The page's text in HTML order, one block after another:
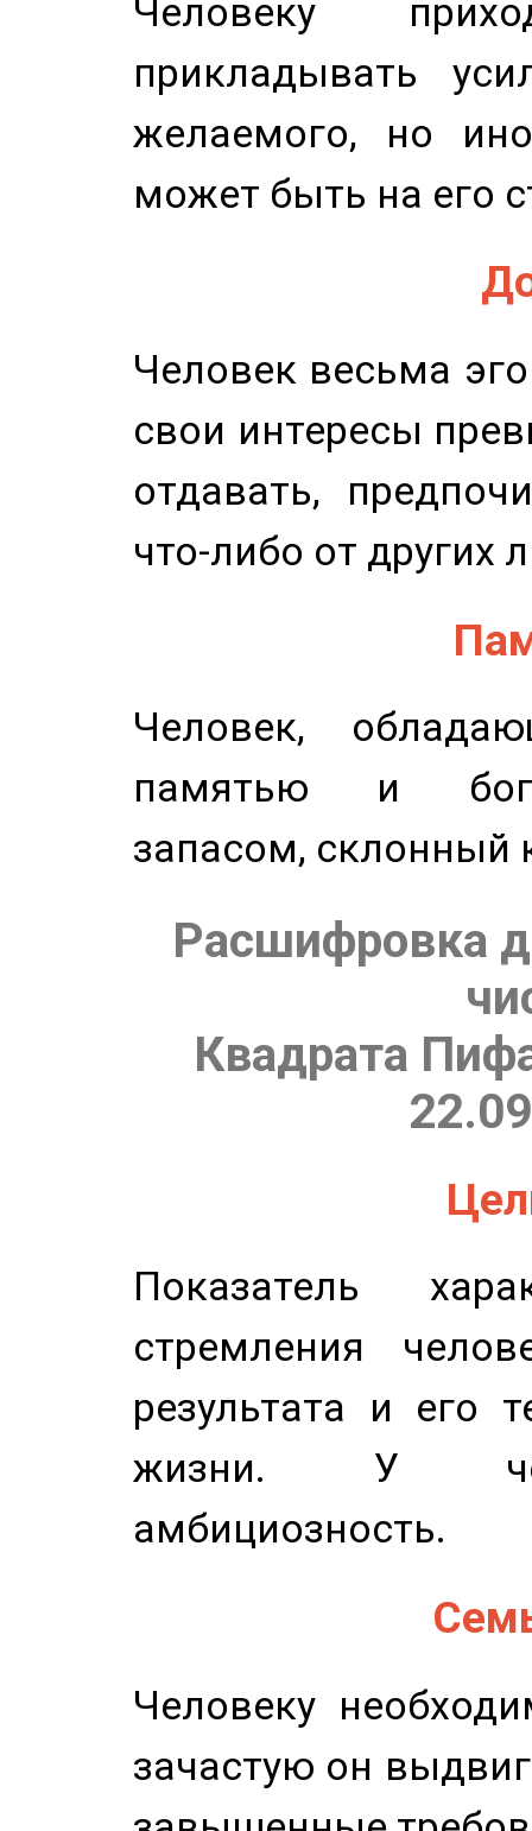
Человеку
прикладывать
желаемого, но
может быть на его
Человек весьма
свои интересы
отдавать,
что-либо от других
Человек,
памятью и
запасом, склонный
Расшифровка
Квадрата
Показатель
стремления
результата и его
жизни. У
амбициозность.
Человеку
зачастую он